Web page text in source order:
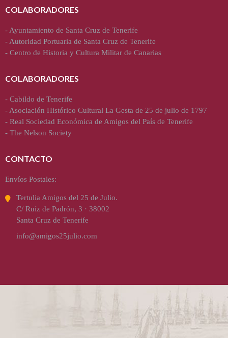
COLABORADORES
- Ayuntamiento de Santa Cruz de Tenerife
- Autoridad Portuaria de Santa Cruz de Tenerife
- Centro de Historia y Cultura Militar de Canarias
COLABORADORES
- Cabildo de Tenerife
- Asociación Histórico Cultural La Gesta de 25 de julio de 1797
- Real Sociedad Económica de Amigos del País de Tenerife
- The Nelson Society
CONTACTO
Envíos Postales:
Tertulia Amigos del 25 de Julio.
C/ Ruíz de Padrón, 3 · 38002
Santa Cruz de Tenerife
info@amigos25julio.com